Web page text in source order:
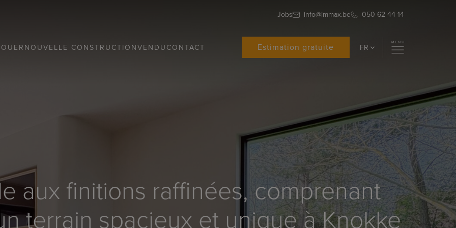
Jobs info@immax.be 050 62 44 14
NOUVELLE CONSTRUCTIONVENDUCONTACT Estimation gratuite FR
aux finitions raffinées, comprenant
terrain spacieux et unique à Knokke